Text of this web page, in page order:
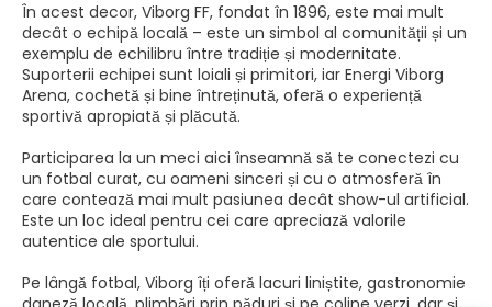
În acest decor, Viborg FF, fondat în 1896, este mai mult
decât o echipă locală – este un simbol al comunității și un
exemplu de echilibru între tradiție și modernitate.
Suporterii echipei sunt loiali și primitori, iar Energi Viborg
Arena, cochetă și bine întreținută, oferă o experiență
sportivă apropiată și plăcută.
Participarea la un meci aici înseamnă să te conectezi cu
un fotbal curat, cu oameni sinceri și cu o atmosferă în
care contează mai mult pasiunea decât show-ul artificial.
Este un loc ideal pentru cei care apreciază valorile
autentice ale sportului.
Pe lângă fotbal, Viborg îți oferă lacuri liniștite, gastronomie